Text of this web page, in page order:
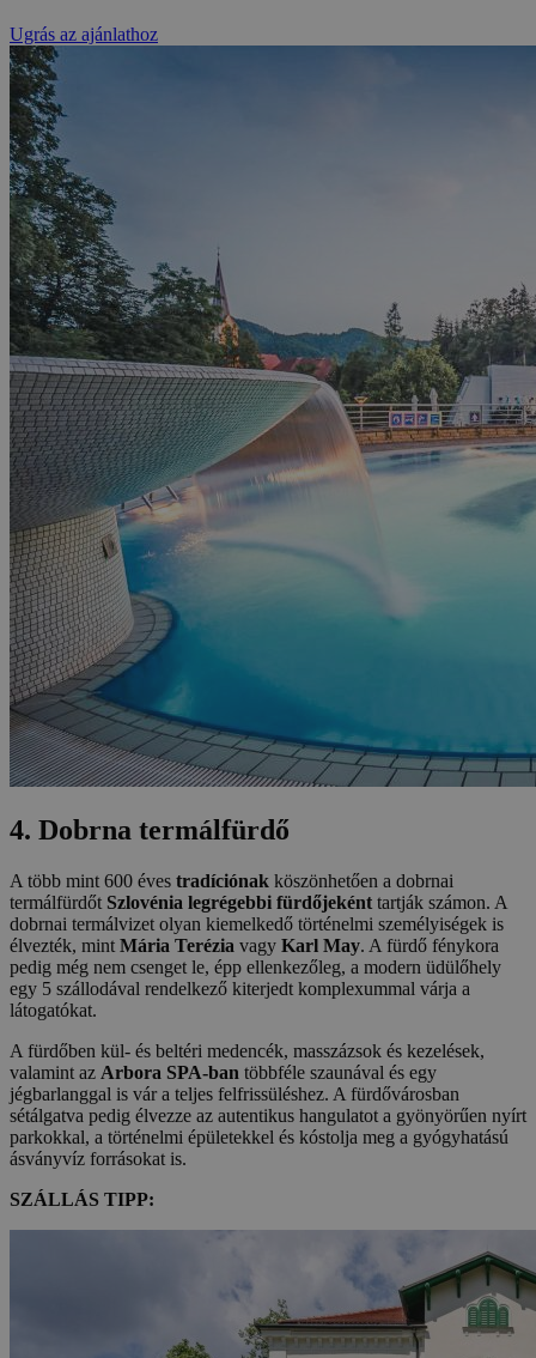
Ugrás az ajánlathoz
4. Dobrna termálfürdő
A több mint 600 éves tradíciónak köszönhetően a dobrnai
termálfürdőt Szlovénia legrégebbi fürdőjeként tartják számon. A
dobrnai termálvizet olyan kiemelkedő történelmi személyiségek is
élvezték, mint Mária Terézia vagy Karl May. A fürdő fénykora
pedig még nem csenget le, épp ellenkezőleg, a modern üdülőhely
egy 5 szállodával rendelkező kiterjedt komplexummal várja a
látogatókat.
A fürdőben kül- és beltéri medencék, masszázsok és kezelések,
valamint az Arbora SPA-ban többféle szaunával és egy
jégbarlanggal is vár a teljes felfrissüléshez. A fürdővárosban
sétálgatva pedig élvezze az autentikus hangulatot a gyönyörűen nyírt
parkokkal, a történelmi épületekkel és kóstolja meg a gyógyhatású
ásványvíz forrásokat is.
SZÁLLÁS TIPP: